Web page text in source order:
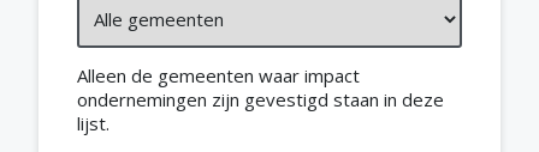
Alleen de gemeenten waar impact
ondernemingen zijn gevestigd staan in deze
lijst.